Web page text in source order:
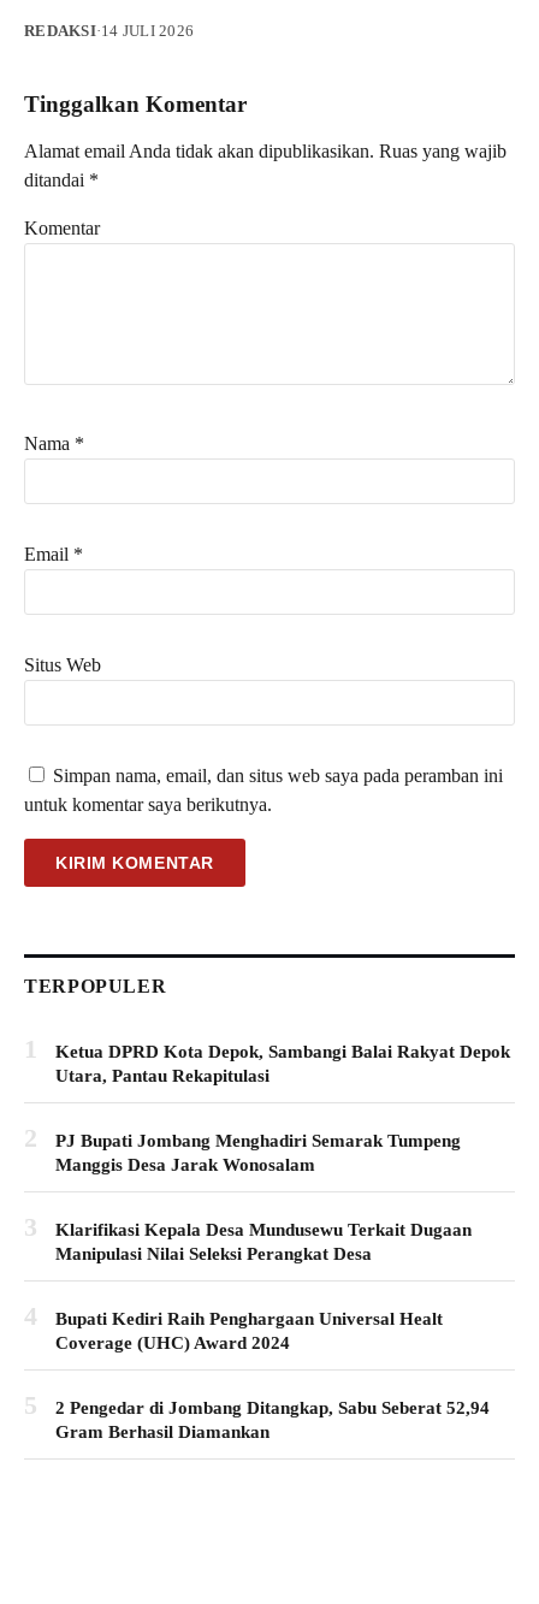
REDAKSI·14 JULI 2026
Tinggalkan Komentar
Alamat email Anda tidak akan dipublikasikan. Ruas yang wajib
ditandai *
Komentar
Nama *
Email *
Situs Web
Simpan nama, email, dan situs web saya pada peramban ini
untuk komentar saya berikutnya.
TERPOPULER
1
Ketua DPRD Kota Depok, Sambangi Balai Rakyat Depok
Utara, Pantau Rekapitulasi
2
PJ Bupati Jombang Menghadiri Semarak Tumpeng
Manggis Desa Jarak Wonosalam
3
Klarifikasi Kepala Desa Mundusewu Terkait Dugaan
Manipulasi Nilai Seleksi Perangkat Desa
4
Bupati Kediri Raih Penghargaan Universal Healt
Coverage (UHC) Award 2024
5
2 Pengedar di Jombang Ditangkap, Sabu Seberat 52,94
Gram Berhasil Diamankan